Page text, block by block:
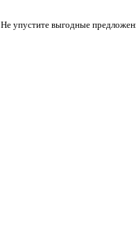
Не упустите выгодные